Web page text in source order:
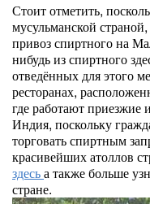
Стоит отметить,
мусульманской
привоз спиртного на
нибудь из спиртного
отведённых для этого
ресторанах,
где работают
Индия, поскольку
торговать спиртным
красивейших атоллов
здесьа также больше
стране.